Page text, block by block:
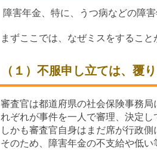
障害年金、特に、うつ病などの障害
まずここでは、なぜミスをするこ
（１）不服申し立ては、覆
審査官は都道府県の社会保険事務
れぞれが事件を一人で審理、決定し
しかも審査官自身はまだ席が行政
そのため、障害年金の不支給や低い